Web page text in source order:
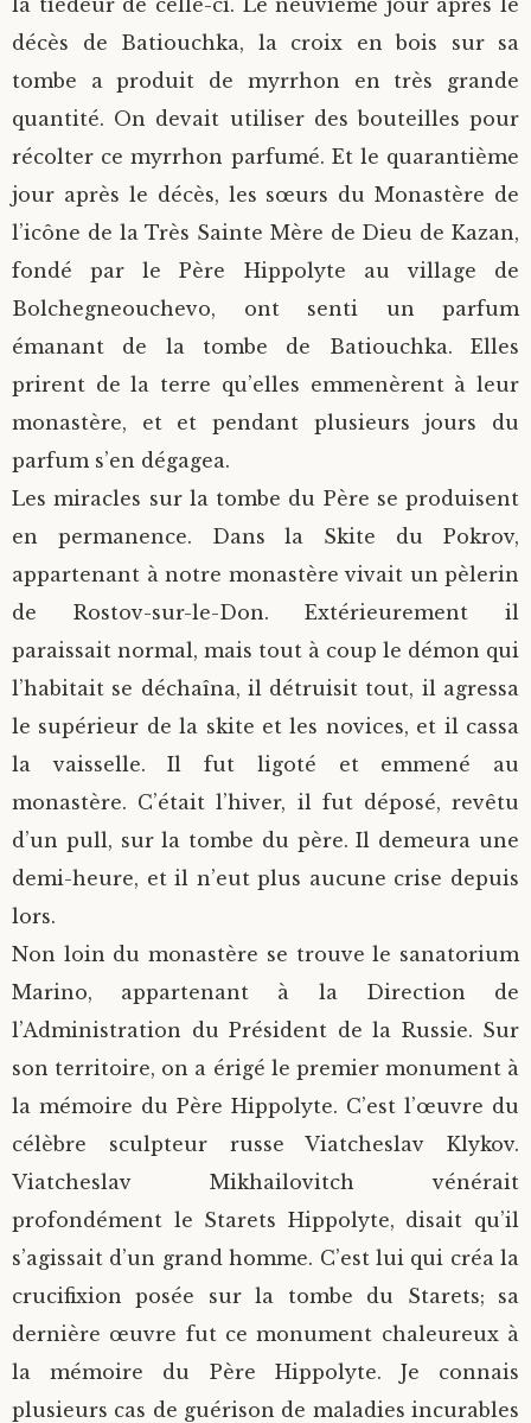
décès de Batiouchka, la croix en bois sur sa
tombe a produit de myrrhon en très grande
quantité. On devait utiliser des bouteilles pour
récolter ce myrrhon parfumé. Et le quarantième
jour après le décès, les sœurs du Monastère de
l’icône de la Très Sainte Mère de Dieu de Kazan,
fondé par le Père Hippolyte au village de
Bolchegneouchevo, ont senti un parfum
émanant de la tombe de Batiouchka. Elles
prirent de la terre qu’elles emmenèrent à leur
monastère, et et pendant plusieurs jours du
parfum s’en dégagea.
Les miracles sur la tombe du Père se produisent
en permanence. Dans la Skite du Pokrov,
appartenant à notre monastère vivait un pèlerin
de Rostov-sur-le-Don. Extérieurement il
paraissait normal, mais tout à coup le démon qui
l’habitait se déchaîna, il détruisit tout, il agressa
le supérieur de la skite et les novices, et il cassa
la vaisselle. Il fut ligoté et emmené au
monastère. C’était l’hiver, il fut déposé, revêtu
d’un pull, sur la tombe du père. Il demeura une
demi-heure, et il n’eut plus aucune crise depuis
lors.
Non loin du monastère se trouve le sanatorium
Marino, appartenant à la Direction de
l’Administration du Président de la Russie. Sur
son territoire, on a érigé le premier monument à
la mémoire du Père Hippolyte. C’est l’œuvre du
célèbre sculpteur russe Viatcheslav Klykov.
Viatcheslav Mikhailovitch vénérait
profondément le Starets Hippolyte, disait qu’il
s’agissait d’un grand homme. C’est lui qui créa la
crucifixion posée sur la tombe du Starets; sa
dernière œuvre fut ce monument chaleureux à
la mémoire du Père Hippolyte. Je connais
plusieurs cas de guérison de maladies incurables